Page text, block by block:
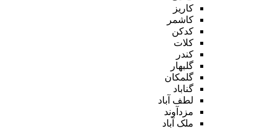
کاریز
کاشمر
کدکن
کلات
کندر
گلبهار
گلمکان
گناباد
لطف آباد
مزدآوند
ملک آباد